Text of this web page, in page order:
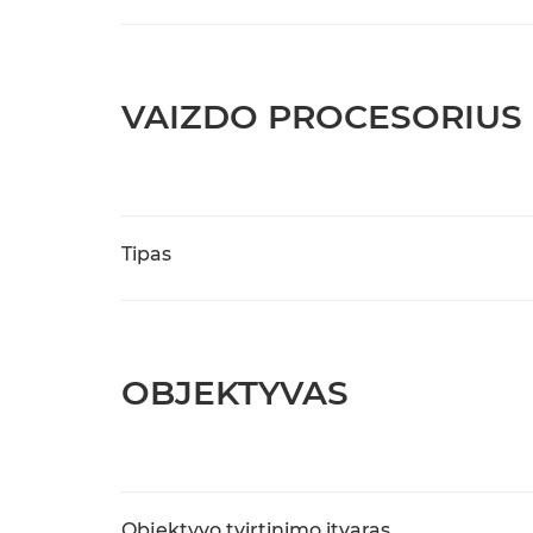
VAIZDO PROCESORIUS
Tipas
OBJEKTYVAS